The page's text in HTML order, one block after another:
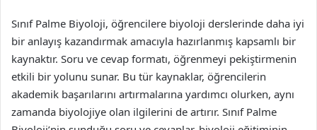
Sınıf Palme Biyoloji, öğrencilere biyoloji derslerinde daha iyi
bir anlayış kazandırmak amacıyla hazırlanmış kapsamlı bir
kaynaktır. Soru ve cevap formatı, öğrenmeyi pekiştirmenin
etkili bir yolunu sunar. Bu tür kaynaklar, öğrencilerin
akademik başarılarını artırmalarına yardımcı olurken, aynı
zamanda biyolojiye olan ilgilerini de artırır. Sınıf Palme